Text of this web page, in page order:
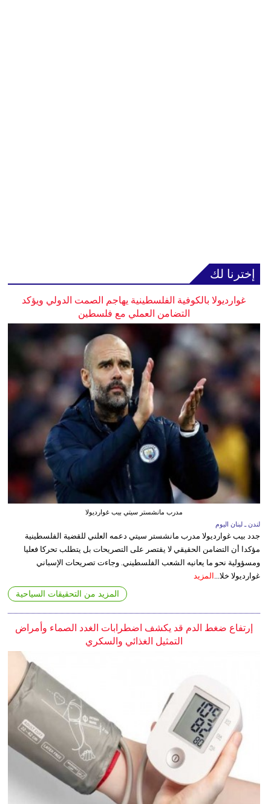
إخترنا لك
غوارديولا بالكوفية الفلسطينية يهاجم الصمت الدولي ويؤكد
التضامن العملي مع فلسطين
مدرب مانشستر سيتي بيب غوارديولا
لندن ـ لبنان اليوم
جدد بيب غوارديولا مدرب مانشستر سيتي دعمه العلني للقضية الفلسطينية
مؤكدا أن التضامن الحقيقي لا يقتصر على التصريحات بل يتطلب تحركا فعليا
ومسؤولية نحو ما يعانيه الشعب الفلسطيني. وجاءت تصريحات الإسباني
غوارديولا خلا... المزيد
المزيد من التحقيقات السياحية
إرتفاع ضغط الدم قد يكشف اضطرابات الغدد الصماء وأمراض
التمثيل الغذائي والسكري